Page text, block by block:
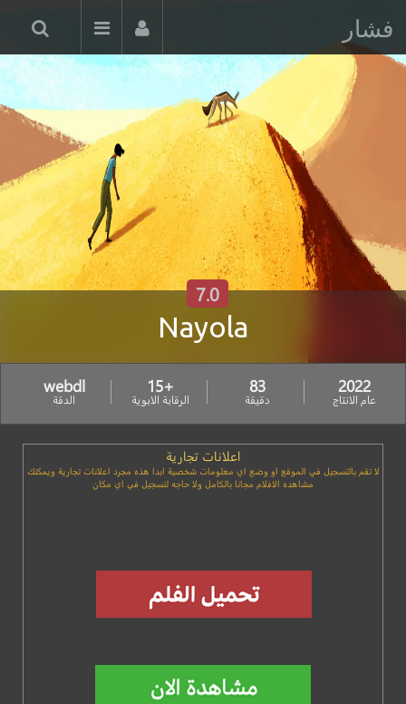
فشار
Nayola
7.0
2022
عام الانتاج
83
دقيقة
+15
الرقابة الابوية
webdl
الدقة
اعلانات تجارية
لا تقم بالتسجيل في الموقع او وضع اي معلومات شخصية ابدا هذه مجرد اعلانات تجارية ويمكنك
مشاهده الافلام مجانا بالكامل ولا حاجه لتسجيل في اي مكان